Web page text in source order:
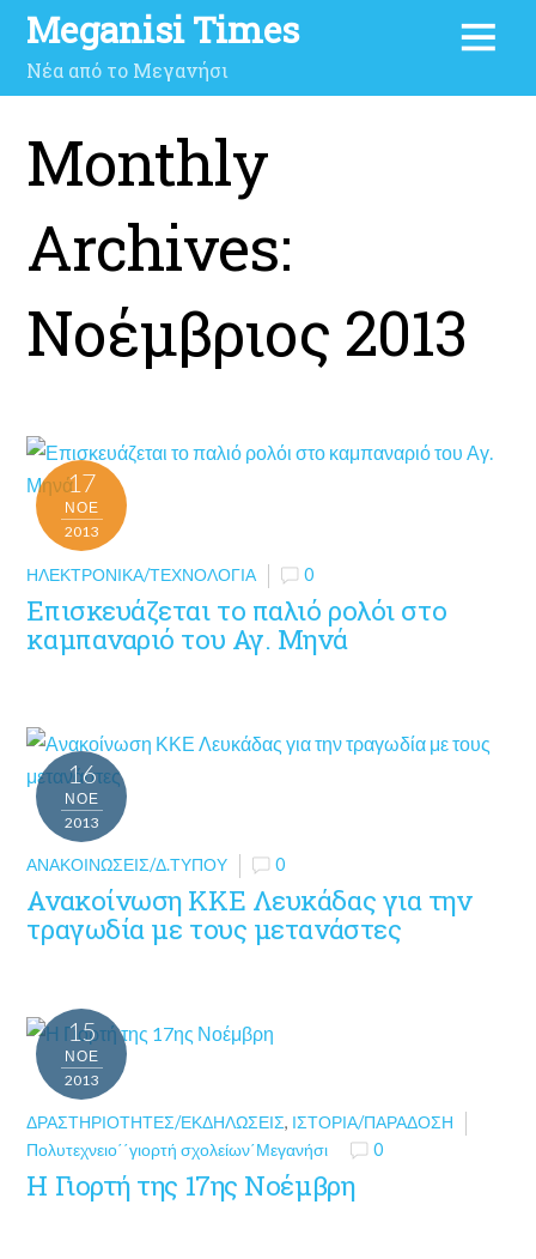
Meganisi Times
Νέα από το Μεγανήσι
Monthly
Archives:
Νοέμβριος 2013
17
ΝΟΈ
2013
ΗΛΕΚΤΡΟΝΙΚΆ/ΤΕΧΝΟΛΟΓΊΑ 0
Επισκευάζεται το παλιό ρολόι στο
καμπαναριό του Αγ. Μηνά
16
ΝΟΈ
2013
ΑΝΑΚΟΙΝΏΣΕΙΣ/Δ.ΤΎΠΟΥ 0
Ανακοίνωση ΚΚΕ Λευκάδας για την
τραγωδία με τους μετανάστες
15
ΝΟΈ
2013
ΔΡΑΣΤΗΡΙΌΤΗΤΕΣ/ΕΚΔΗΛΏΣΕΙΣ, ΙΣΤΟΡΊΑ/ΠΑΡΆΔΟΣΗ
Πολυτεχνειο΄΄γιορτή σχολείων΄Μεγανήσι
0
Η Γιορτή της 17ης Νοέμβρη